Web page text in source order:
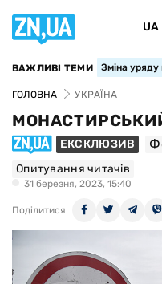
UA
ВАЖЛИВІ ТЕМИ Зміна уряду
ГОЛОВНА УКРАЇНА
ЕКСКЛЮЗИВ
Опитування читачів
31 березня, 2023, 15:40
Поділитися